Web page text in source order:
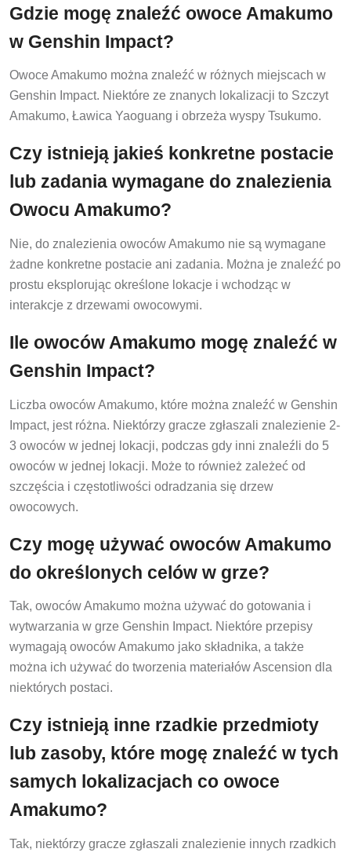
Gdzie mogę znaleźć owoce Amakumo
w Genshin Impact?
Owoce Amakumo można znaleźć w różnych miejscach w
Genshin Impact. Niektóre ze znanych lokalizacji to Szczyt
Amakumo, Ławica Yaoguang i obrzeża wyspy Tsukumo.
Czy istnieją jakieś konkretne postacie
lub zadania wymagane do znalezienia
Owocu Amakumo?
Nie, do znalezienia owoców Amakumo nie są wymagane
żadne konkretne postacie ani zadania. Można je znaleźć po
prostu eksplorując określone lokacje i wchodząc w
interakcje z drzewami owocowymi.
Ile owoców Amakumo mogę znaleźć w
Genshin Impact?
Liczba owoców Amakumo, które można znaleźć w Genshin
Impact, jest różna. Niektórzy gracze zgłaszali znalezienie 2-
3 owoców w jednej lokacji, podczas gdy inni znaleźli do 5
owoców w jednej lokacji. Może to również zależeć od
szczęścia i częstotliwości odradzania się drzew
owocowych.
Czy mogę używać owoców Amakumo
do określonych celów w grze?
Tak, owoców Amakumo można używać do gotowania i
wytwarzania w grze Genshin Impact. Niektóre przepisy
wymagają owoców Amakumo jako składnika, a także
można ich używać do tworzenia materiałów Ascension dla
niektórych postaci.
Czy istnieją inne rzadkie przedmioty
lub zasoby, które mogę znaleźć w tych
samych lokalizacjach co owoce
Amakumo?
Tak, niektórzy gracze zgłaszali znalezienie innych rzadkich